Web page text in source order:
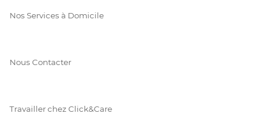
Nos Services à Domicile
Nous Contacter
Travailler chez Click&Care